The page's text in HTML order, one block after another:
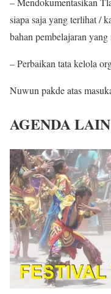
siapa saja yang terlihat /
bahan pembelajaran
– Perbaikan tata kelola
Nuwun pakde atas
AGENDA LAIN